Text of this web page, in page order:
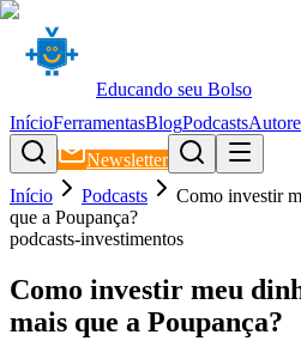
Educando seu Bolso
InícioFerramentasBlogPodcasts
Newsletter
Início
Podcasts
Como investir
que a Poupança?
podcasts-investimentos
Como investir meu
mais que a Poupança?